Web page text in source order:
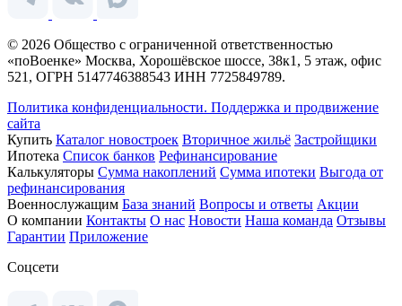
© 2026 Общество с ограниченной ответственностью
«поВоенке» Москва, Хорошёвское шоссе, 38к1, 5 этаж, офис
521, ОГРН 5147746388543 ИНН 7725849789.
Политика конфиденциальности. Поддержка и продвижение
сайта
Купить Каталог новостроек Вторичное жильё Застройщики
Ипотека Список банков Рефинансирование
Калькуляторы Сумма накоплений Сумма ипотеки Выгода от
рефинансирования
Военнослужащим База знаний Вопросы и ответы Акции
О компании Контакты О нас Новости Наша команда Отзывы
Гарантии Приложение
Соцсети